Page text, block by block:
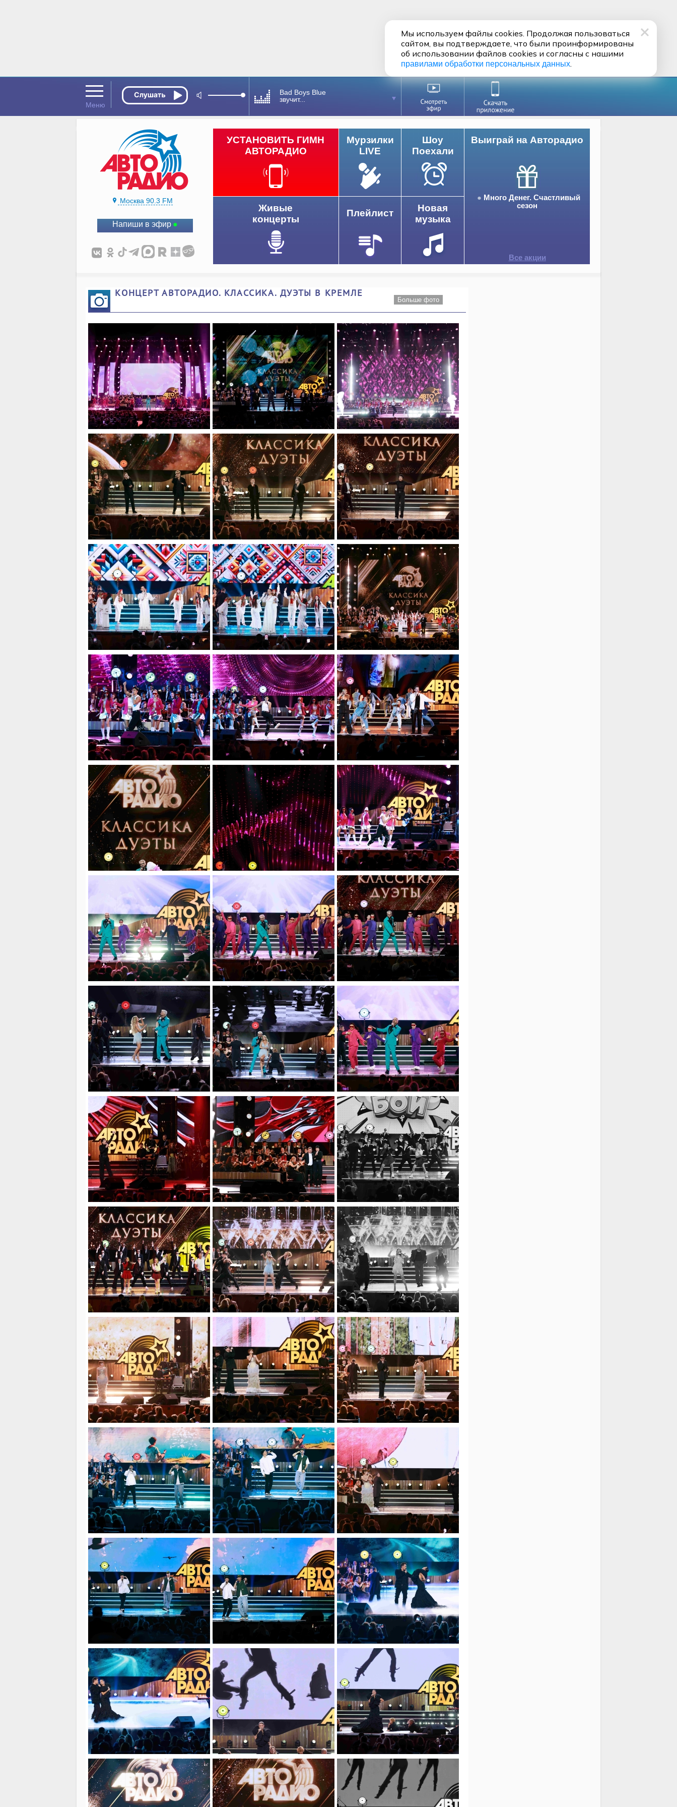
Bad Boys Blue
звучит...
Москва 90.3 FM
Напиши в эфир
Выиграй на Авторадио
Много Денег. Счастливый
сезон
Все акции
УСТАНОВИТЬ ГИМН
АВТОРАДИО
Мурзилки
LIVE
Шоу
Поехали
Живые
концерты
Плейлист
Новая
музыка
КОНЦЕРТ АВТОРАДИО. КЛАССИКА. ДУЭТЫ В КРЕМЛЕ
Больше фото
Мы используем файлы cookies. Продолжая пользоваться
сайтом, вы подтверждаете, что были проинформированы
об использовании файлов cookies и согласны с нашими
правилами обработки персональных данных.